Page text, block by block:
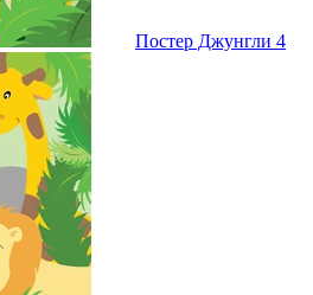
Постер Джунгли 4